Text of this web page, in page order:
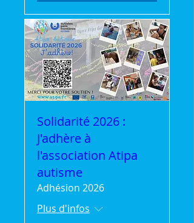
Solidarité 2026 :
J'adhère à
l'association Atipa
autisme
Adhésion 2026
Plus d'infos